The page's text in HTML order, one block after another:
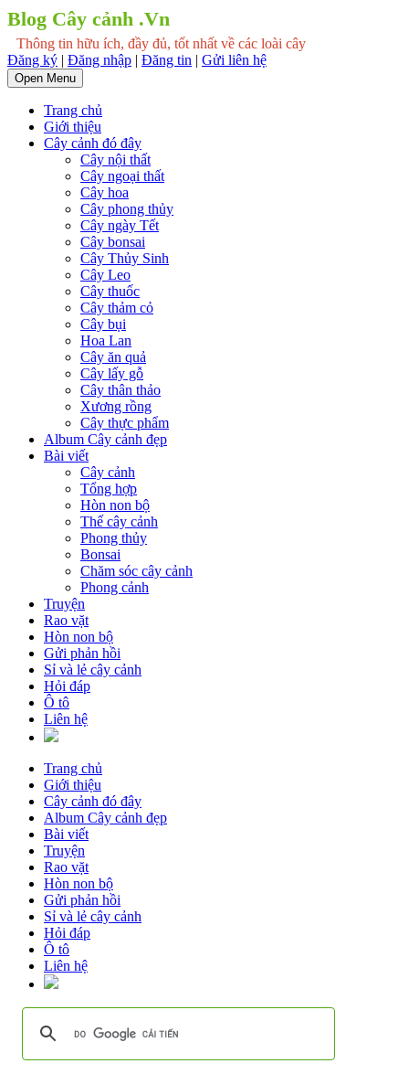
Blog Cây cảnh .Vn
Thông tin hữu ích, đầy đủ, tốt nhất về các loài cây
Đăng ký | Đăng nhập | Đăng tin | Gửi liên hệ
Open Menu
Trang chủ
Giới thiệu
Cây cảnh đó đây
Cây nội thất
Cây ngoại thất
Cây hoa
Cây phong thủy
Cây ngày Tết
Cây bonsai
Cây Thủy Sinh
Cây Leo
Cây thuốc
Cây thảm cỏ
Cây bụi
Hoa Lan
Cây ăn quả
Cây lấy gỗ
Cây thân thảo
Xương rồng
Cây thực phẩm
Album Cây cảnh đẹp
Bài viết
Cây cảnh
Tổng hợp
Hòn non bộ
Thế cây cảnh
Phong thủy
Bonsai
Chăm sóc cây cảnh
Phong cảnh
Truyện
Rao vặt
Hòn non bộ
Gửi phản hồi
Sỉ và lẻ cây cảnh
Hỏi đáp
Ô tô
Liên hệ
Trang chủ
Giới thiệu
Cây cảnh đó đây
Album Cây cảnh đẹp
Bài viết
Truyện
Rao vặt
Hòn non bộ
Gửi phản hồi
Sỉ và lẻ cây cảnh
Hỏi đáp
Ô tô
Liên hệ